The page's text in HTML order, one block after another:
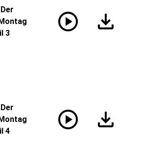
3
play_circle download
4
play_circle download